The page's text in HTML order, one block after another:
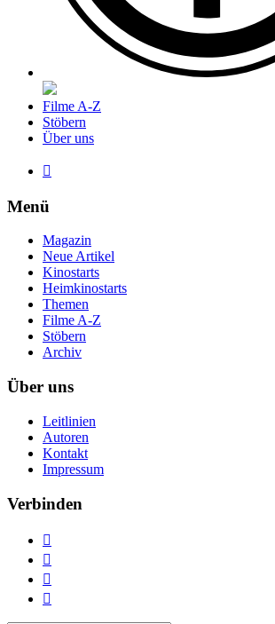
Filme A-Z
Stöbern
Über uns

Menü
Magazin
Neue Artikel
Kinostarts
Heimkinostarts
Themen
Filme A-Z
Stöbern
Archiv
Über uns
Leitlinien
Autoren
Kontakt
Impressum
Verbinden



